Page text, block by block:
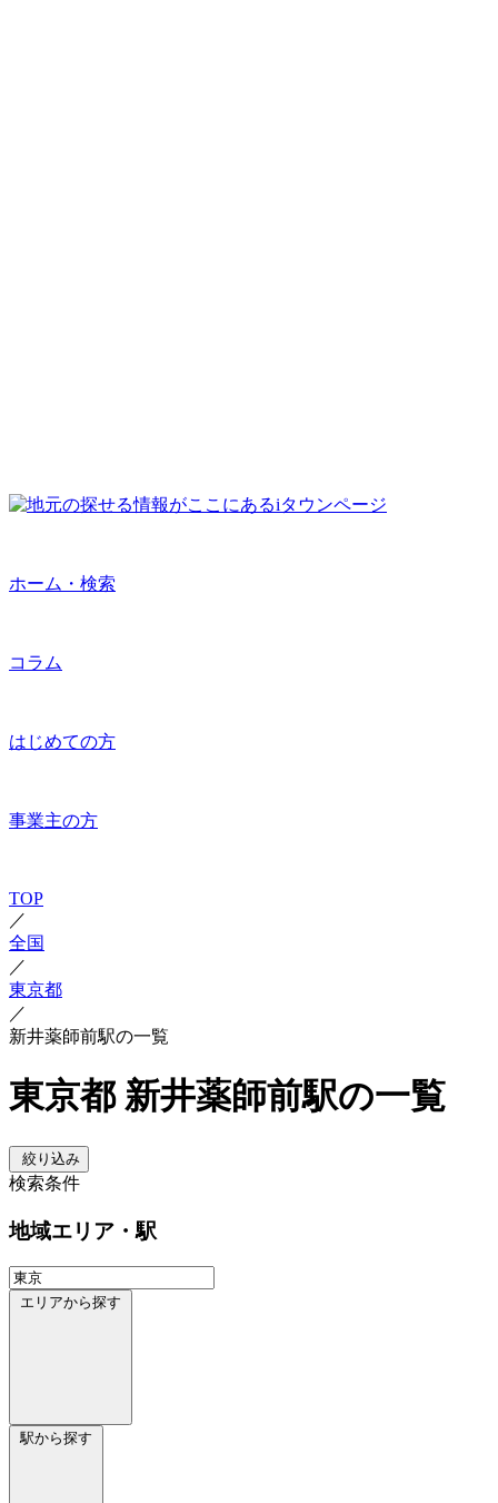
ホーム・検索
コラム
はじめての方
事業主の方
TOP
／
全国
／
東京都
／
新井薬師前駅の一覧
東京都 新井薬師前駅の一覧
絞り込み
検索条件
地域エリア・駅
エリアから探す
駅から探す